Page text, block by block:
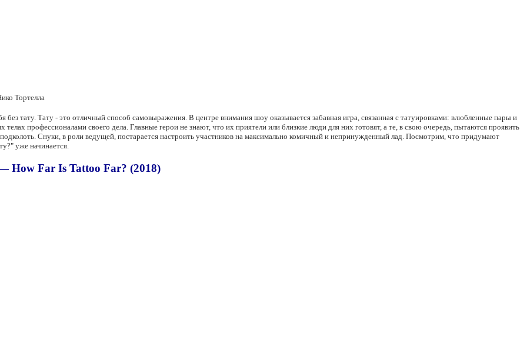
Тортелла
без тату. Тату - это отличный способ самовыражения. В центре внимания шоу оказывается забавная игра, связанная с татуировками: влюбленные пары и
телах профессионалами своего дела. Главные герои не знают, что их приятели или близкие люди для них готовят, а те, в свою очередь, пытаются проявить
Снуки, в роли ведущей, постарается настроить участников на максимально комичный и непринужденный лад. Посмотрим, что придумают
уже начинается.
How Far Is Tattoo Far? (2018)